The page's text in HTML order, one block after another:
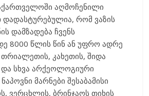
აღმოჩენილი
დადასტურებულია, რომ ვაზის
დამზადება ჩვენს
8000 წლის წინ ან უფრო ადრე
კახეთის, შიდა
სხვა არქეოლოგიური
მარნები შესაბამისი
ვერცხლის, ბრინჯაოს თიხის